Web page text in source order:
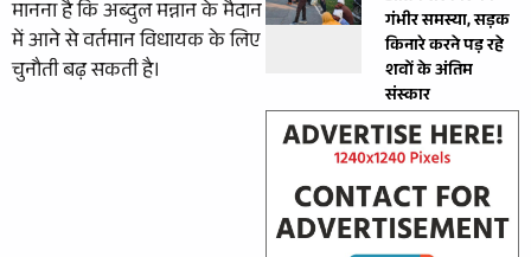
मानना है कि अब्दुल मन्नान के मैदान
में आने से वर्तमान विधायक के लिए
चुनौती बढ़ सकती है।
गंभीर समस्या, सड़क
किनारे करने पड़ रहे
शवों के अंतिम
संस्कार